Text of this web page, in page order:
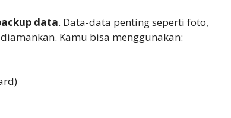
data. Data-data penting seperti foto,
Kamu bisa menggunakan: